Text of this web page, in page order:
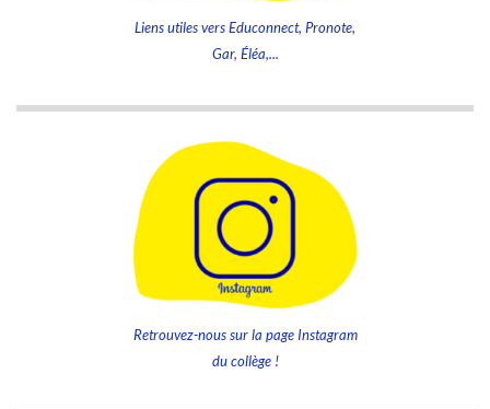
Liens utiles vers Educonnect, Pronote,
Gar, Éléa,...
Retrouvez-nous sur la page Instagram
du collège !